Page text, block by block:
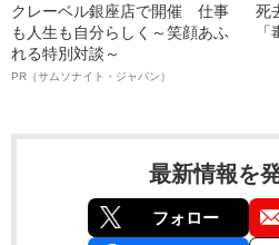
クレーベル銀座店で開催 仕事
も人生も自分らしく～笑顔あふ
れる特別対談～
PR（サムソナイト・ジャパン）
死
最新情報を
フォロー